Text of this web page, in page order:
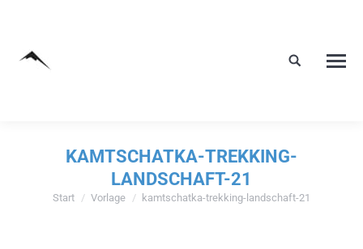
KAMTSCHATKA-TREKKING-
LANDSCHAFT-21
Sie befinden sich hier:
Start Vorlage kamtschatka-trekking-landschaft-21